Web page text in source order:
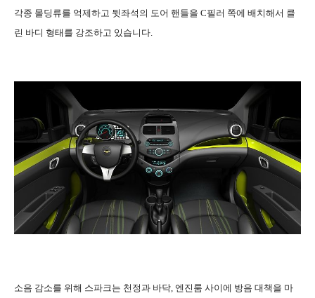
각종 몰딩류를 억제하고 뒷좌석의 도어 핸들을 C필러 쪽에 배치해서 클
린 바디 형태를 강조하고 있습니다.
소음 감소를 위해 스파크는 천정과 바닥, 엔진룸 사이에 방음 대책을 마